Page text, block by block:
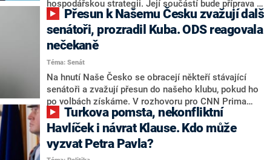
hospodářskou strategii. Její součástí bude příprava na
stárnutí populace, řekl ve středu na setkání s novináři
nový předseda lidovců Jan Grolich. Ten zároveň v
senátních volbách kandiduje ve Vyškově. Popsal i
aktivitu opozice, o níž vládní strany nebo političtí
komentátoři mluví jako o slabé a v defenzivě. „Je to
úmorná práce upozorňovat na chyby vlády. Ministři s
námi navíc nechodí do debat. Chceme ale ukazovat
svoje témata,“ odpověděl Grolich na dotaz CNN Prima
NEWS.
senátoři, prozradil Kuba. ODS reagovala
nečekaně
Téma: Senát
Na hnutí Naše Česko se obracejí někteří stávající
senátoři a zvažují přesun do našeho klubu, pokud ho
po volbách získáme. V rozhovoru pro CNN Prima
NEWS to řekl zakladatel hnutí a jihočeský hejtman
Martin Kuba. Konkrétní nebyl, ale získat by takto mohl
například senátora Zdeňka Hrabu, který je dnes
součástí klubu ODS a TOP 09. Hraba to na dotaz
Havlíček i návrat Klause. Kdo může
vyzvat Petra Pavla?